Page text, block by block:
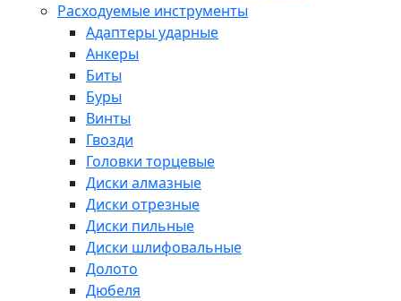
Расходуемые инструменты
Адаптеры ударные
Анкеры
Биты
Буры
Винты
Гвозди
Головки торцевые
Диски алмазные
Диски отрезные
Диски пильные
Диски шлифовальные
Долото
Дюбеля